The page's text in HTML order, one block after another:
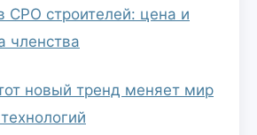
СРО строителей: цена и
членства
новый тренд меняет мир